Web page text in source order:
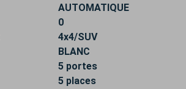
AUTOMATIQUE
0
4x4/SUV
BLANC
5 portes
5 places